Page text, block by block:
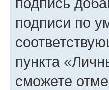
подписи по
пункта
сможете